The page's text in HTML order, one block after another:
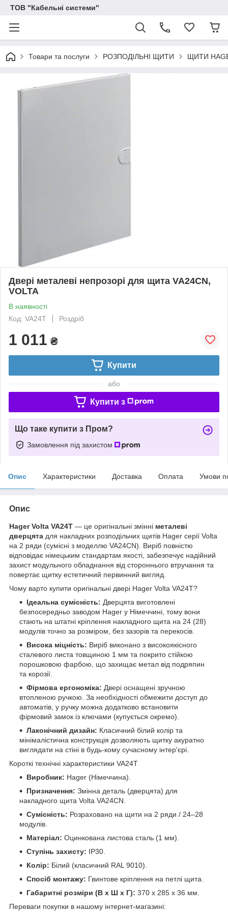
ТОВ "Кабельні системи"
Товари та послуги РОЗПОДІЛЬНІ ЩИТИ ЩИТИ
Двері металеві непрозорі для щита VA24CN,
VOLTA
В наявності
Код: VA24T
Роздріб
1 011 ₴
Купити
або
Купити з
Що таке купити з Пром?
Замовлення під захистом
Опис Характеристики Доставка Оплата Умови
Опис
Hager Volta VA24T — це оригінальні змінні металеві
дверцята для накладних розподільчих щитів Hager серії Volta
на 2 ряди (сумісні з моделлю VA24CN). Виріб повністю
відповідає німецьким стандартам якості, забезпечує надійний
захист модульного обладнання від стороннього втручання та
повертає щитку естетичний первинний вигляд.
Чому варто купити оригінальні двері Hager Volta VA24T?
Ідеальна сумісність: Дверцята виготовлені
безпосередньо заводом Hager у Німеччині, тому вони
стають на штатні кріплення накладного щита на 24 (28)
модулів точно за розміром, без зазорів та перекосів.
Висока міцність: Виріб виконано з високоякісного
сталевого листа товщиною 1 мм та покрито стійкою
порошковою фарбою, що захищає метал від подряпин
та корозії.
Фірмова ергономіка: Двері оснащені зручною
втопленою ручкою. За необхідності обмежити доступ до
автоматів, у ручку можна додатково встановити
фірмовий замок із ключами (купується окремо).
Лаконічний дизайн: Класичний білий колір та
мінімалістична конструкція дозволяють щитку акуратно
виглядати на стіні в будь-кому сучасному інтер'єрі.
Короткі технічні характеристики VA24T
Виробник: Hager (Німеччина).
Призначення: Змінна деталь (дверцята) для
накладного щита Volta VA24CN.
Сумісність: Розраховано на щити на 2 ряди / 24–28
модулів.
Матеріал: Оцинкована листова сталь (1 мм).
Ступінь захисту: IP30.
Колір: Білий (класичний RAL 9010).
Спосіб монтажу: Гвинтове кріплення на петлі щита.
Габаритні розміри (В х Ш х Г): 370 х 285 х 36 мм.
Переваги покупки в нашому інтернет-магазині: